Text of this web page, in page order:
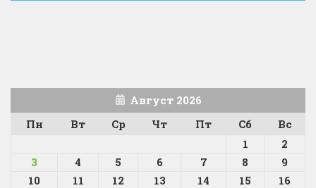
Август 2026
Пн
Вт Ср Чт Пт Сб
Вс
1
2
3
4 5 6 7 8
9
10
11 12 13 14 15
16